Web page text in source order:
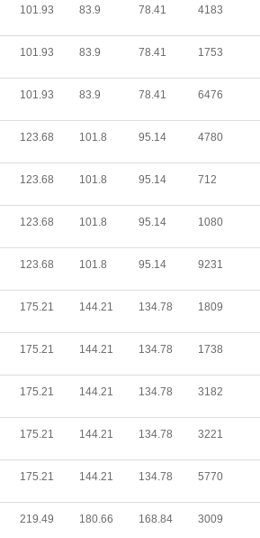
101.93 83.9 78.41 4183
101.93 83.9 78.41 1753
101.93 83.9 78.41 6476
123.68 101.8 95.14 4780
123.68 101.8 95.14 712
123.68 101.8 95.14 1080
123.68 101.8 95.14 9231
175.21 144.21 134.78 1809
175.21 144.21 134.78 1738
175.21 144.21 134.78 3182
175.21 144.21 134.78 3221
175.21 144.21 134.78 5770
219.49 180.66 168.84 3009